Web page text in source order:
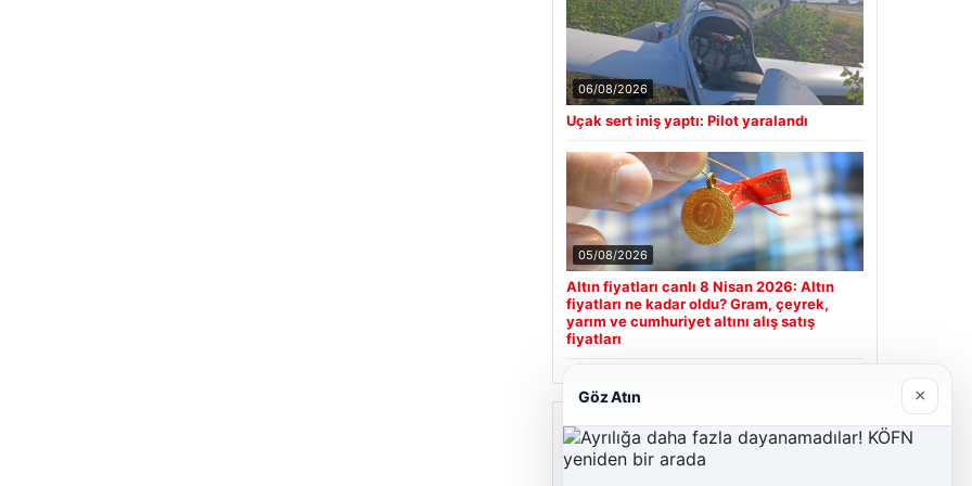
06/08/2026
Uçak sert iniş yaptı: Pilot yaralandı
05/08/2026
Altın fiyatları canlı 8 Nisan 2026: Altın
fiyatları ne kadar oldu? Gram, çeyrek,
yarım ve cumhuriyet altını alış satış
fiyatları
Son Eklenen Firmalar
Göz Atın ×